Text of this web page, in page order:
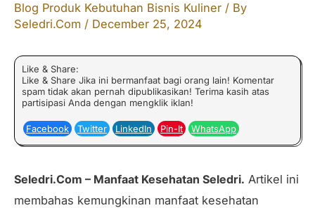
Blog Produk Kebutuhan Bisnis Kuliner / By
Seledri.Com / December 25, 2024
Like & Share:
Like & Share Jika ini bermanfaat bagi orang lain! Komentar
spam tidak akan pernah dipublikasikan! Terima kasih atas
partisipasi Anda dengan mengklik iklan!
Facebook Twitter LinkedIn Pin-It WhatsApp
Seledri.Com – Manfaat Kesehatan Seledri. Artikel ini
membahas kemungkinan manfaat kesehatan